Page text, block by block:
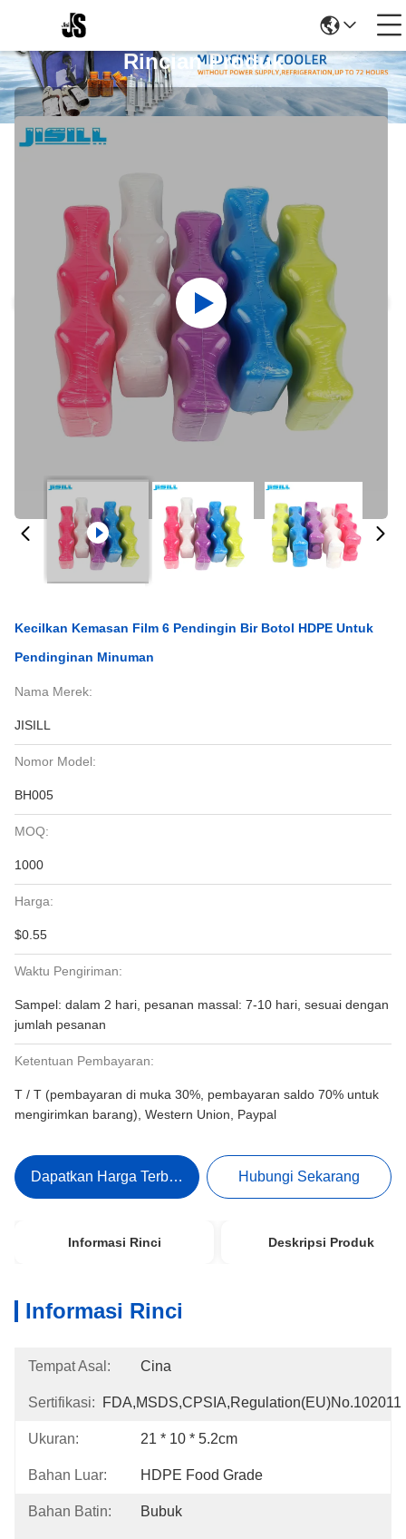
Rincian Produk
Kecilkan Kemasan Film 6 Pendingin Bir Botol HDPE Untuk
Pendinginan Minuman
Nama Merek:
JISILL
Nomor Model:
BH005
MOQ:
1000
Harga:
$0.55
Waktu Pengiriman:
Sampel: dalam 2 hari, pesanan massal: 7-10 hari, sesuai dengan
jumlah pesanan
Ketentuan Pembayaran:
T / T (pembayaran di muka 30%, pembayaran saldo 70% untuk
mengirimkan barang), Western Union, Paypal
Dapatkan Harga Terbaik Hubungi Sekarang
Informasi Rinci Deskripsi Produk
Informasi Rinci
Tempat Asal: Cina
Sertifikasi: FDA,MSDS,CPSIA,Regulation(EU)no.102011
Ukuran: 21 * 10 * 5.2cm
Bahan Luar: HDPE Food Grade
Bahan Batin: Bubuk